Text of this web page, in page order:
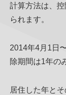
計算方法は、
られます。
2014年4月1日
除期間は1年の
居住した年と